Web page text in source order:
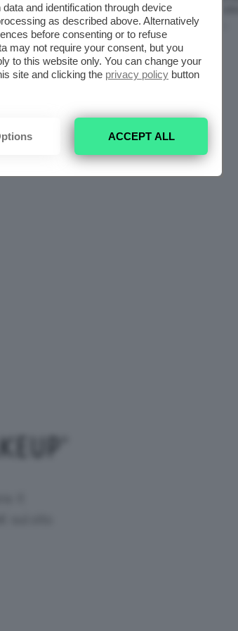
Da Provare ORA
7 Agosto 2026
and identification through device
as described above. Alternatively
before consenting or to refuse
may not require your consent, but you
to this website only. You can change your
site and clicking the privacy policy button
ACCEPT ALL